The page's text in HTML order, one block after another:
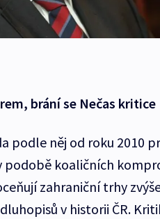
brání se Nečas kritice
podle něj od roku 2010
podobě koaličních
zahraniční trhy
v historii ČR.